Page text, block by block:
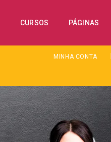
CURSOS PÁGINAS
MINHA CONTA